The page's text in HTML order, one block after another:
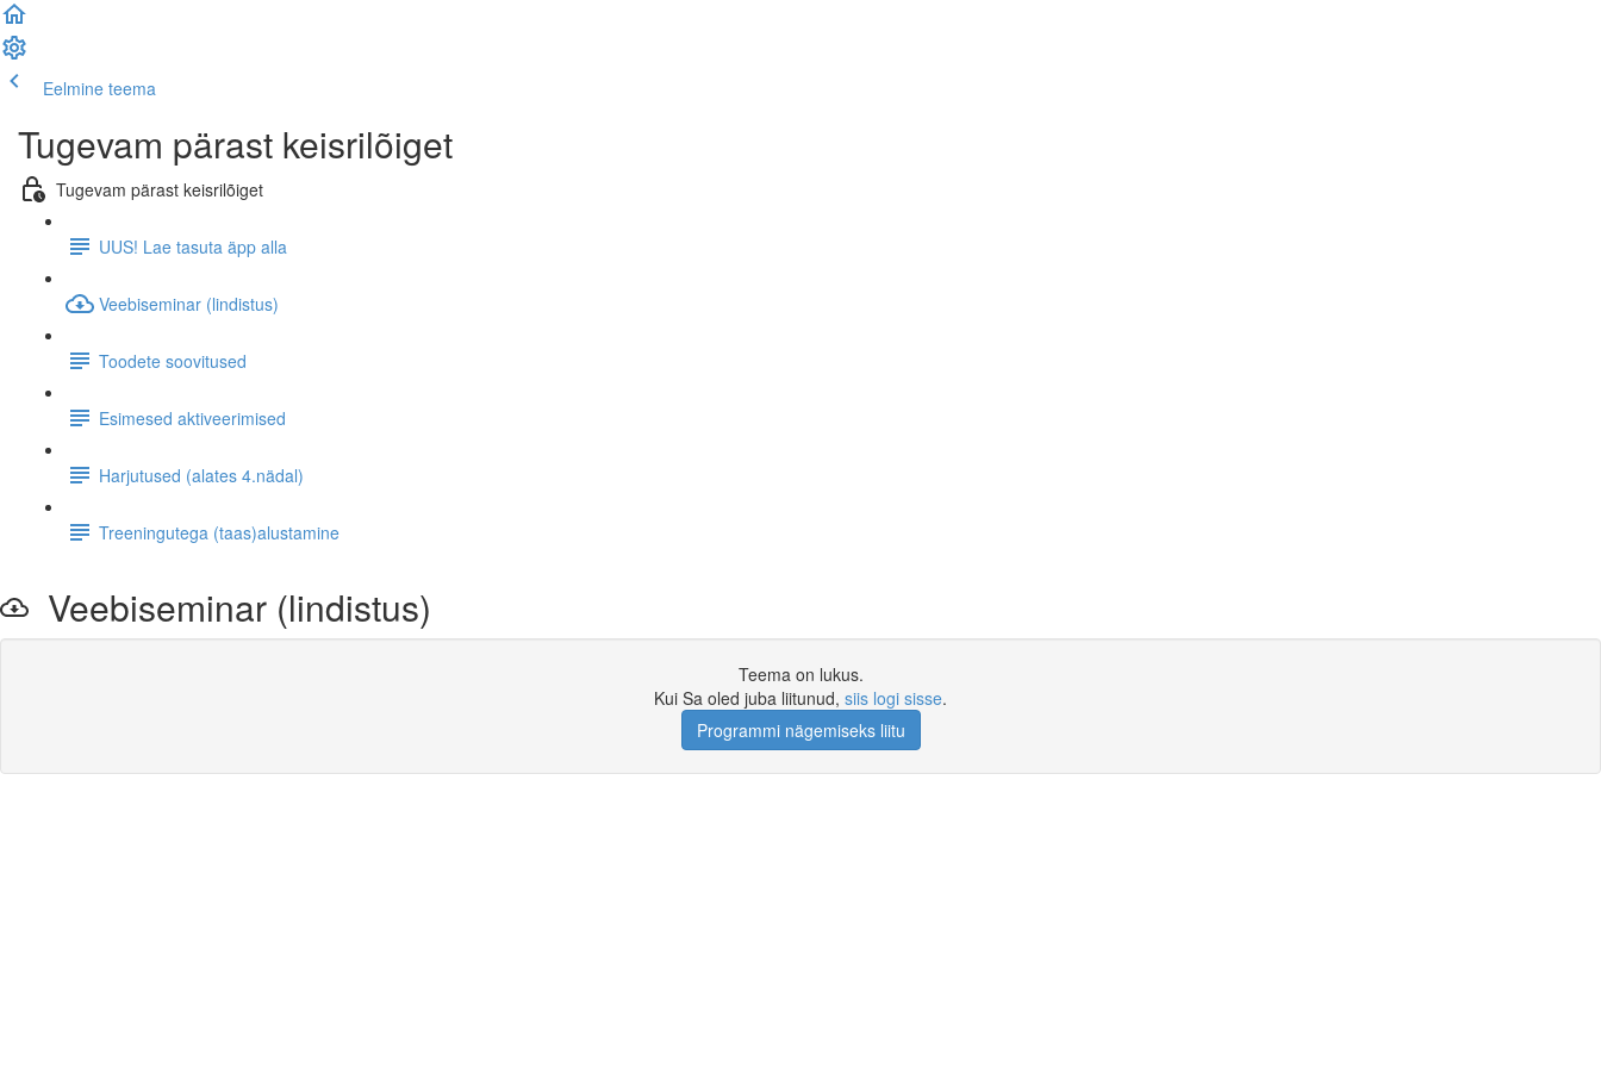
Eelmine teema
Tugevam pärast keisrilõiget
Tugevam pärast keisrilõiget
UUS! Lae tasuta äpp alla
Veebiseminar (lindistus)
Toodete soovitused
Esimesed aktiveerimised
Harjutused (alates 4.nädal)
Treeningutega (taas)alustamine
Veebiseminar (lindistus)
Teema on lukus.
Kui Sa oled juba liitunud, siis logi sisse.
Programmi nägemiseks liitu